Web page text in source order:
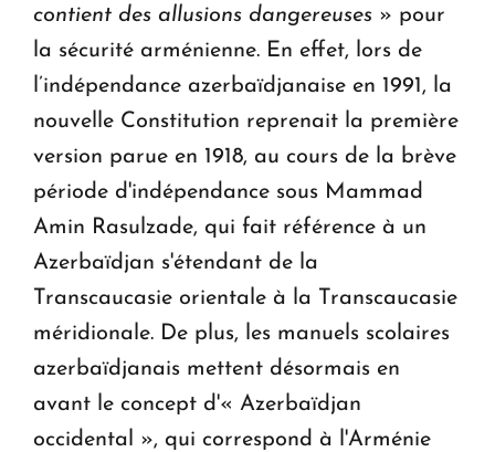
contient des allusions dangereuses » pour
la sécurité arménienne. En effet, lors de
l’indépendance azerbaïdjanaise en 1991, la
nouvelle Constitution reprenait la première
version parue en 1918, au cours de la brève
période d'indépendance sous Mammad
Amin Rasulzade, qui fait référence à un
Azerbaïdjan s'étendant de la
Transcaucasie orientale à la Transcaucasie
méridionale. De plus, les manuels scolaires
azerbaïdjanais mettent désormais en
avant le concept d'« Azerbaïdjan
occidental », qui correspond à l'Arménie